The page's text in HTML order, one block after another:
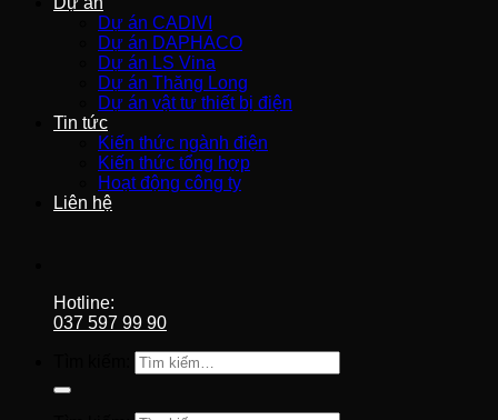
Dự án CADIVI
Dự án DAPHACO
Dự án LS Vina
Dự án Thăng Long
Dự án vật tư thiết bị điện
Tin tức
Kiến thức ngành điện
Kiến thức tổng hợp
Hoạt động công ty
Liên hệ
Hotline:
037 597 99 90